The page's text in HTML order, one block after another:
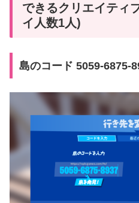
できるクリエイティ
イ人数1人)
島のコード 5059-6875-